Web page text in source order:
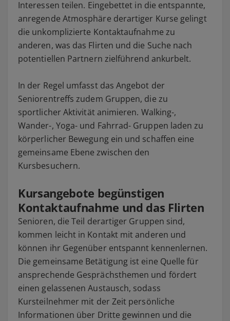
Interessen teilen. Eingebettet in die entspannte,
anregende Atmosphäre derartiger Kurse gelingt
die unkomplizierte Kontaktaufnahme zu
anderen, was das Flirten und die Suche nach
potentiellen Partnern zielführend ankurbelt.
In der Regel umfasst das Angebot der
Seniorentreffs zudem Gruppen, die zu
sportlicher Aktivität animieren. Walking-,
Wander-, Yoga- und Fahrrad- Gruppen laden zu
körperlicher Bewegung ein und schaffen eine
gemeinsame Ebene zwischen den
Kursbesuchern.
Kursangebote begünstigen
Kontaktaufnahme und das Flirten
Senioren, die Teil derartiger Gruppen sind,
kommen leicht in Kontakt mit anderen und
können ihr Gegenüber entspannt kennenlernen.
Die gemeinsame Betätigung ist eine Quelle für
ansprechende Gesprächsthemen und fördert
einen gelassenen Austausch, sodass
Kursteilnehmer mit der Zeit persönliche
Informationen über Dritte gewinnen und die